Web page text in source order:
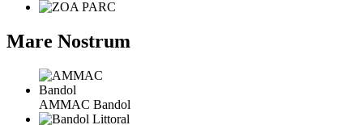
Mare Nostrum
AMMAC Bandol